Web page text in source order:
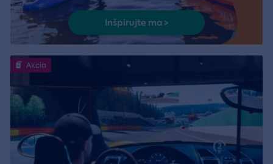
Inšpirujte ma >
Akcia